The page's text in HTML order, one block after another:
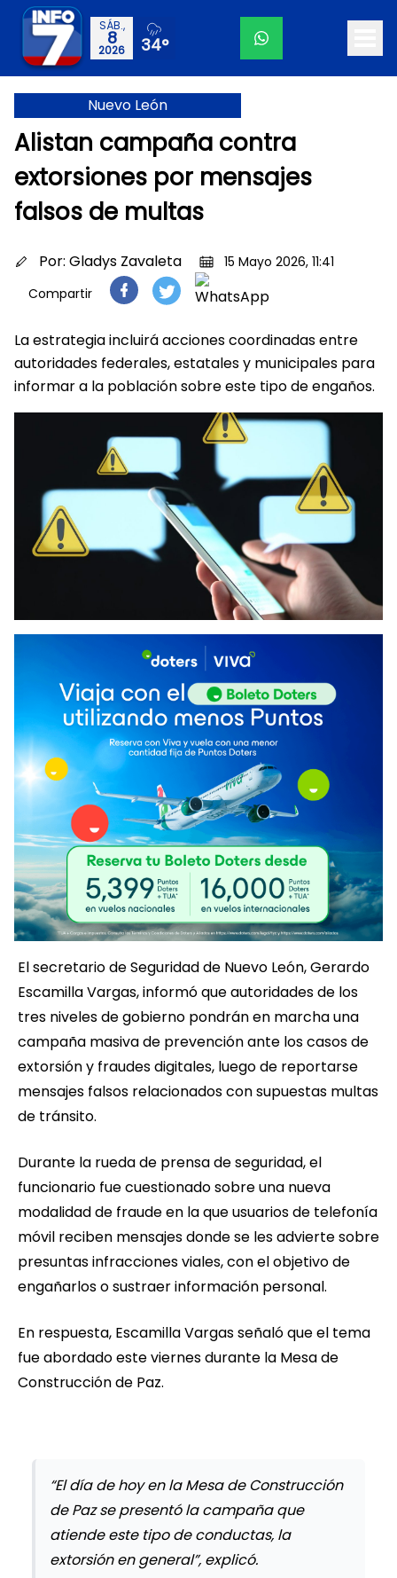
SÁB.,
8
2026 34°
Nuevo León
Alistan campaña contra
extorsiones por mensajes
falsos de multas
Por: Gladys Zavaleta
15 Mayo 2026, 11:41
Compartir
La estrategia incluirá acciones coordinadas entre
autoridades federales, estatales y municipales para
informar a la población sobre este tipo de engaños.
El secretario de Seguridad de Nuevo León, Gerardo
Escamilla Vargas, informó que autoridades de los
tres niveles de gobierno pondrán en marcha una
campaña masiva de prevención ante los casos de
extorsión y fraudes digitales, luego de reportarse
mensajes falsos relacionados con supuestas multas
de tránsito.
Durante la rueda de prensa de seguridad, el
funcionario fue cuestionado sobre una nueva
modalidad de fraude en la que usuarios de telefonía
móvil reciben mensajes donde se les advierte sobre
presuntas infracciones viales, con el objetivo de
engañarlos o sustraer información personal.
En respuesta, Escamilla Vargas señaló que el tema
fue abordado este viernes durante la Mesa de
Construcción de Paz.
“El día de hoy en la Mesa de Construcción
de Paz se presentó la campaña que
atiende este tipo de conductas, la
extorsión en general”, explicó.